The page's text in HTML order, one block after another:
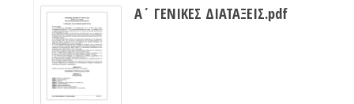
Α΄ ΓΕΝΙΚΕΣ ΔΙΑΤΑΞΕΙΣ.pdf